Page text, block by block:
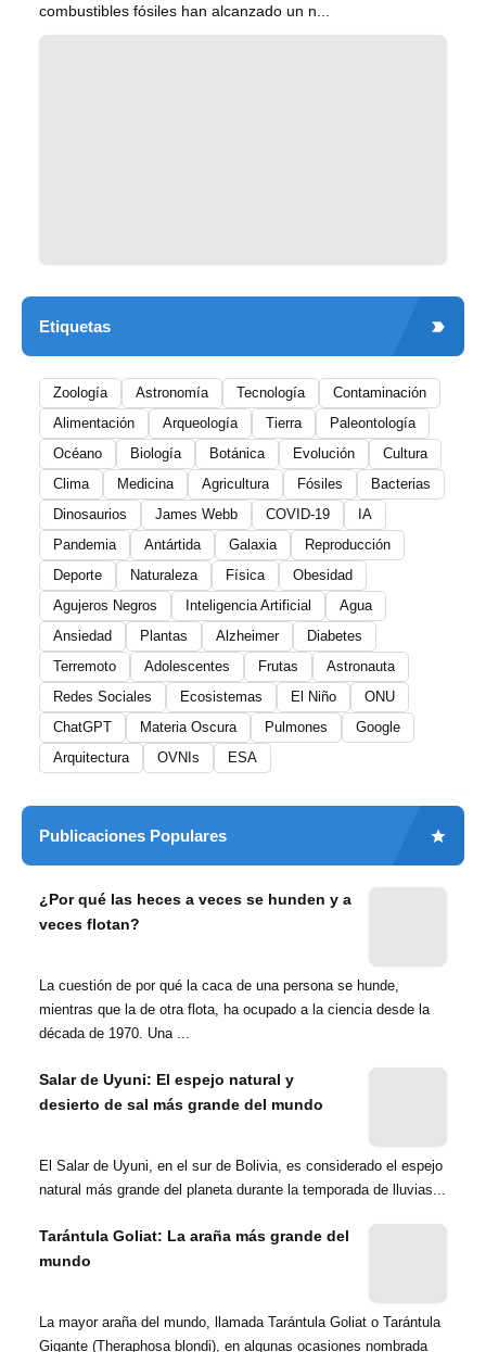
combustibles fósiles han alcanzado un n...
Etiquetas
Zoología Astronomía Tecnología
Contaminación
Alimentación
Arqueología Tierra
Paleontología
Océano
Biología Botánica Evolución
Cultura
Clima
Medicina Agricultura Fósiles
Bacterias
Dinosaurios
James Webb COVID-19
IA
Pandemia
Antártida Galaxia
Reproducción
Deporte
Naturaleza Física
Obesidad
Agujeros Negros
Inteligencia Artificial
Agua
Ansiedad
Plantas Alzheimer
Diabetes
Terremoto
Adolescentes Frutas
Astronauta
Redes Sociales
Ecosistemas El Niño
ONU
ChatGPT
Materia Oscura Pulmones
Google
Arquitectura
OVNIs ESA
Publicaciones Populares
¿Por qué las heces a veces se hunden y a
veces flotan?
La cuestión de por qué la caca de una persona se hunde,
mientras que la de otra flota, ha ocupado a la ciencia desde la
década de 1970. Una ...
Salar de Uyuni: El espejo natural y
desierto de sal más grande del mundo
El Salar de Uyuni, en el sur de Bolivia, es considerado el espejo
natural más grande del planeta durante la temporada de lluvias...
Tarántula Goliat: La araña más grande del
mundo
La mayor araña del mundo, llamada Tarántula Goliat o Tarántula
Gigante (Theraphosa blondi), en algunas ocasiones nombrada